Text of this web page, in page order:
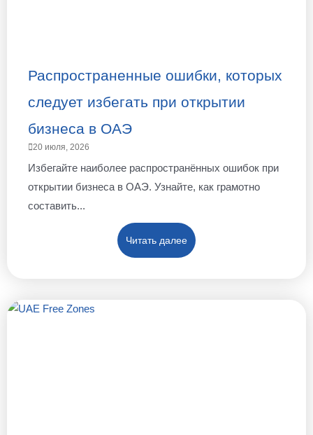
Распространенные ошибки, которых
следует избегать при открытии
бизнеса в ОАЭ
20 июля, 2026
Избегайте наиболее распространённых ошибок при
открытии бизнеса в ОАЭ. Узнайте, как грамотно
составить...
Читать далее